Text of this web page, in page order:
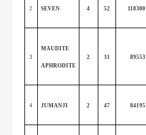
2 SEVEN 4 52 118300
3
MAUDITE
APHRODITE
2 31 89553
4 JUMANJI 2 47 84195